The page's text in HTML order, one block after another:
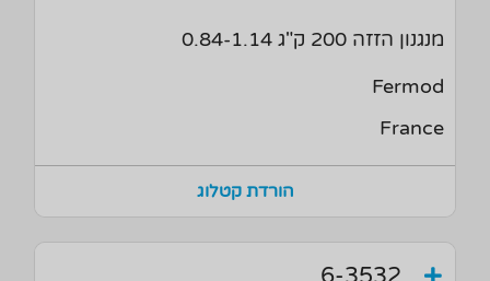
מנגנון הזזה 200 ק"ג 0.84-1.14
Fermod
France
הורדת קטלוג